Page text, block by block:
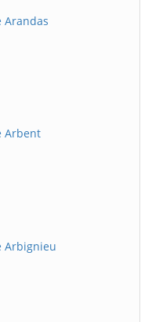
Arandas
Arbent
Arbignieu